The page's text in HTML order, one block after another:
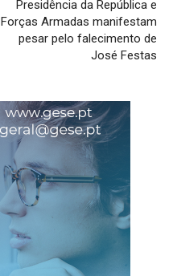
Presidência da República e
Forças Armadas manifestam
pesar pelo falecimento de
José Festas